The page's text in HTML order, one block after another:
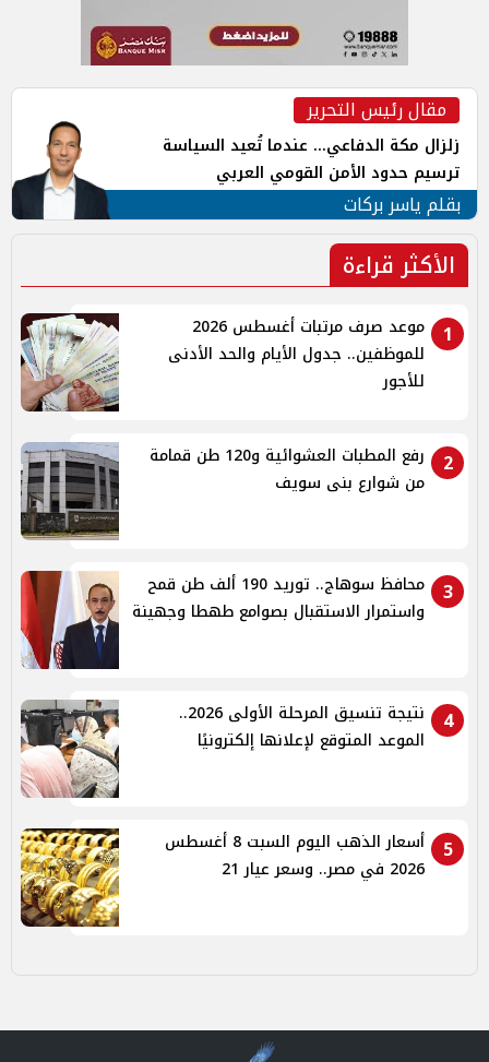
مقال رئيس التحرير
زلزال مكة الدفاعي... عندما تُعيد السياسة
ترسيم حدود الأمن القومي العربي
بقلم ياسر بركات
الأكثر قراءة
1
موعد صرف مرتبات أغسطس 2026
للموظفين.. جدول الأيام والحد الأدنى
للأجور
2
رفع المطبات العشوائية و120 طن قمامة
من شوارع بنى سويف
3
محافظ سوهاج.. توريد 190 ألف طن قمح
واستمرار الاستقبال بصوامع طهطا وجهينة
4
نتيجة تنسيق المرحلة الأولى 2026..
الموعد المتوقع لإعلانها إلكترونيًا
5
أسعار الذهب اليوم السبت 8 أغسطس
2026 في مصر.. وسعر عيار 21